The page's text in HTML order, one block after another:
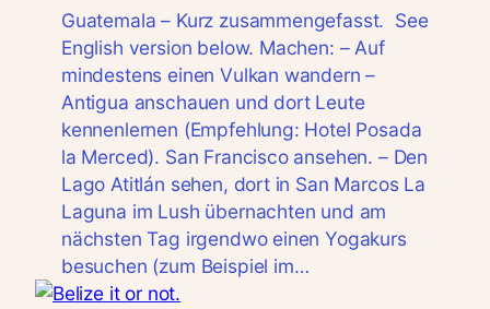
Guatemala – Kurz zusammengefasst. See
English version below. Machen: – Auf
mindestens einen Vulkan wandern –
Antigua anschauen und dort Leute
kennenlernen (Empfehlung: Hotel Posada
la Merced). San Francisco ansehen. – Den
Lago Atitlán sehen, dort in San Marcos La
Laguna im Lush übernachten und am
nächsten Tag irgendwo einen Yogakurs
besuchen (zum Beispiel im…